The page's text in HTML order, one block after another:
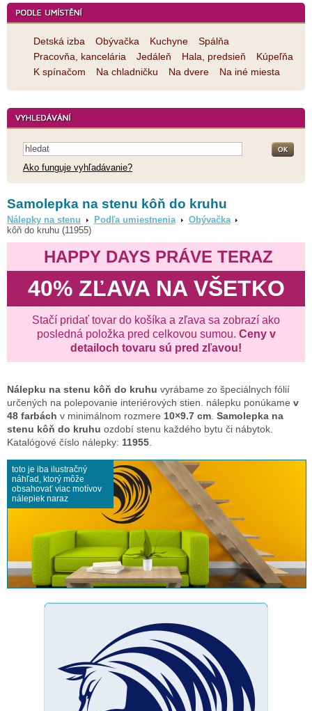
Detská izba Obývačka Kuchyne
Spálňa
Pracovňa, kancelária
Jedáleň Hala, predsieň
Kúpeľňa
K spínačom
Na chladničku Na dvere Na iné miesta
Ako funguje vyhľadávanie?
Samolepka na stenu kôň do kruhu
Nálepky na stenu Podľa umiestnenia
Obývačka
kôň do kruhu (11955)
HAPPY DAYS PRÁVE TERAZ
40% ZĽAVA NA VŠETKO
Stačí pridať tovar do košíka a zľava sa zobrazí ako
posledná položka pred celkovou sumou. Ceny v
detailoch tovaru sú pred zľavou!
Nálepku na stenu kôň do kruhu vyrábame zo špeciálnych fólií
určených na polepovanie interiérových stien. nálepku ponúkame v
48 farbách v minimálnom rozmere 10×9.7 cm Samolepka na
stenu kôň do kruhu ozdobí stenu každého bytu či nábytok.
Katalógové číslo nálepky: 11955
toto je iba ilustračný
náhľad, ktorý môže
obsahovať viac motívov
nálepiek naraz